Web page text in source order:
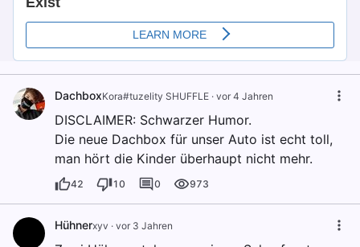
DachboxKora#tuzelity SHUFFLE · vor 4 Jahren
DISCLAIMER: Schwarzer Humor.
Die neue Dachbox für unser Auto ist echt toll,
man hört die Kinder überhaupt nicht mehr.
42 10 0 973
Hühnerxyv · vor 3 Jahren